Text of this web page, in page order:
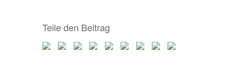
Teile den Beitrag